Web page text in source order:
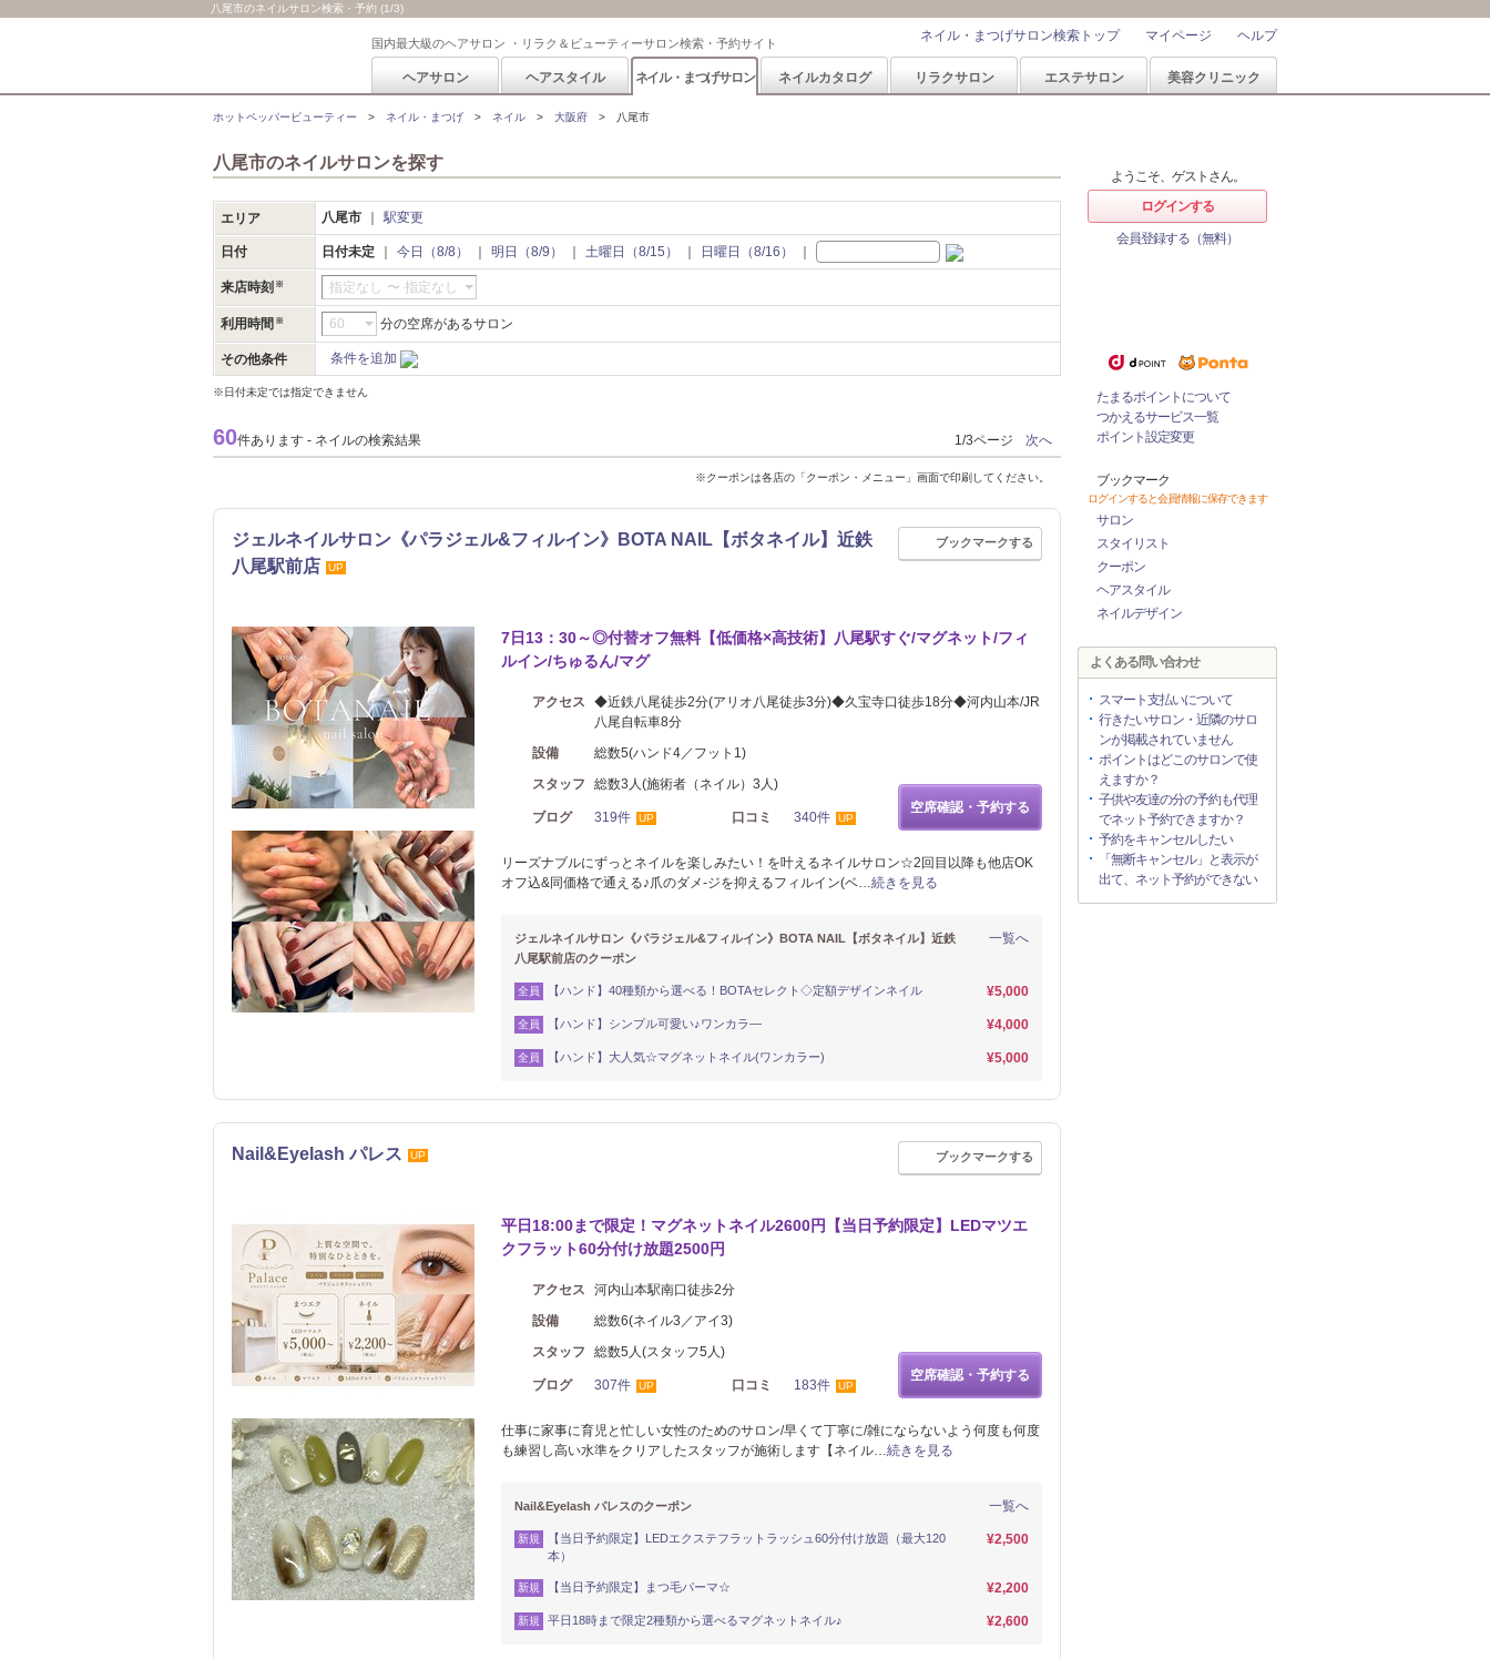
八尾市のネイルサロン検索・予約 (1/3)
国内最大級のヘアサロン ・リラク＆ビューティーサロン検索・予約サイト ヘルプ
マイページ
ネイル・まつげサロン検索トップ
ヘアサロン ヘアスタイル ネイル・まつげサロン ネイルカタログ リラクサロン エステサロン 美容クリニック
ホットペッパービューティー ネイル・まつげ ネイル 大阪府 八尾市
八尾市のネイルサロンを探す
エリア 八尾市 駅変更
日付 日付未定 今日（8/8） 明日（8/9） 土曜日（8/15） 日曜日（8/16）
来店時刻 指定なし 〜 指定なし
利用時間 分の空席があるサロン
その他条件 条件を追加
※日付未定では指定できません
60件あります - ネイルの検索結果 1/3ページ 次へ
※クーポンは各店の「クーポン・メニュー」画面で印刷してください。
ジェルネイルサロン《パラジェル&フィルイン》BOTA NAIL【ボタネイル】近鉄
八尾駅前店
UP
ブックマークする
7日13：30～◎付替オフ無料【低価格×高技術】八尾駅すぐ/マグネット/フィ
ルイン/ちゅるん/マグ
アクセス
◆近鉄八尾徒歩2分(アリオ八尾徒歩3分)◆久宝寺口徒歩18分◆河内山本/JR
八尾自転車8分
設備
総数5(ハンド4／フット1)
スタッフ
総数3人(施術者（ネイル）3人)
ブログ 319件 UP 口コミ 340件 UP
空席確認・予約する
リーズナブルにずっとネイルを楽しみたい！を叶えるネイルサロン☆2回目以降も他店OK
オフ込&同価格で通える♪爪のダメ-ジを抑えるフィルイン(ベ…続きを見る
一覧へ
ジェルネイルサロン《パラジェル&フィルイン》BOTA NAIL【ボタネイル】近鉄
八尾駅前店のクーポン
全員 【ハンド】40種類から選べる！BOTAセレクト◇定額デザインネイル ¥5,000
全員 【ハンド】シンプル可愛い♪ワンカラ― ¥4,000
全員 【ハンド】大人気☆マグネットネイル(ワンカラー) ¥5,000
Nail&Eyelash パレス UP ブックマークする
平日18:00まで限定！マグネットネイル2600円【当日予約限定】LEDマツエ
クフラット60分付け放題2500円
アクセス
河内山本駅南口徒歩2分
設備
総数6(ネイル3／アイ3)
スタッフ
総数5人(スタッフ5人)
ブログ 307件 UP 口コミ 183件 UP
空席確認・予約する
仕事に家事に育児と忙しい女性のためのサロン/早くて丁寧に/雑にならないよう何度も何度
も練習し高い水準をクリアしたスタッフが施術します【ネイル…続きを見る
一覧へ
Nail&Eyelash パレスのクーポン
新規
【当日予約限定】LEDエクステフラットラッシュ60分付け放題（最大120
本）
¥2,500
新規 【当日予約限定】まつ毛パーマ☆ ¥2,200
新規 平日18時まで限定2種類から選べるマグネットネイル♪ ¥2,600
ようこそ、ゲストさん。
ログインする
会員登録する（無料）
たまるポイントについて
つかえるサービス一覧
ポイント設定変更
ブックマーク
ログインすると会員情報に保存できます
サロン
スタイリスト
クーポン
ヘアスタイル
ネイルデザイン
よくある問い合わせ
スマート支払いについて
行きたいサロン・近隣のサロ
ンが掲載されていません
ポイントはどこのサロンで使
えますか？
子供や友達の分の予約も代理
でネット予約できますか？
予約をキャンセルしたい
「無断キャンセル」と表示が
出て、ネット予約ができない